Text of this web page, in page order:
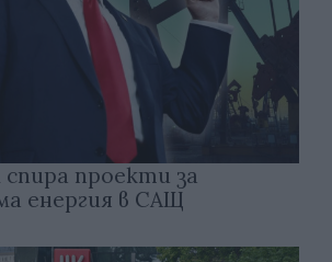
проекти за
енергия в САЩ